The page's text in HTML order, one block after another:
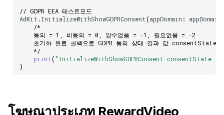
// GDPR EEA 테스트모드
AdKit .InitializeWithShowGDPRConsent(appDomain : appDomain
/*
    동의 = 1, 비동의 = 0, 알수없음 = -1, 필요없음 = -2
초기화 완료 콜백으로 GDPR 동의 상태 결과 값 consentState
    */
print("InitializeWithShowGDPRConsent consentState :
}
โฆษณาประเภท RewardVideo